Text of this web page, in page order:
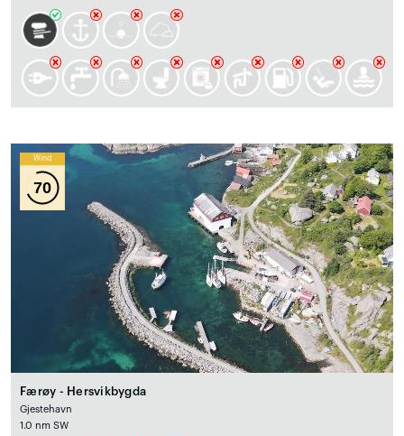
Wind
70
Færøy - Hersvikbygda
Gjestehavn
1.0 nm SW